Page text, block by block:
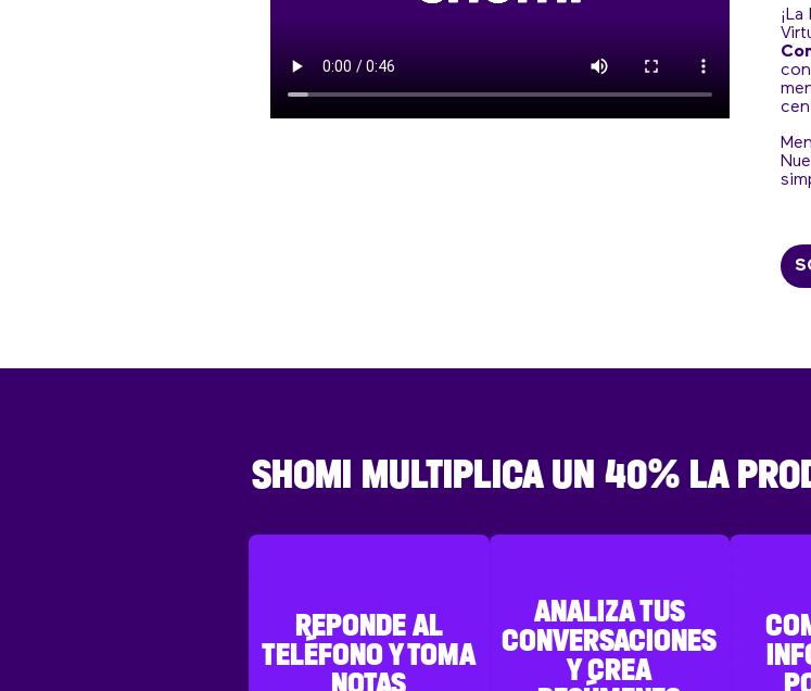
SHOMI MULTIPLICA UN 40% LA
REPONDE AL
TELÉFONO Y TOMA
ANALIZA TUS
CONVERSACIONES
Y CREA